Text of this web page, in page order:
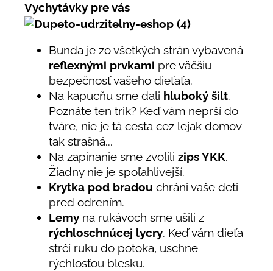
Vychytávky pre vás
Bunda je zo všetkých strán vybavená
reflexnými prvkami pre väčšiu
bezpečnosť vašeho dieťaťa.
Na kapucňu sme dali hluboký šilt.
Poznáte ten trik? Keď vám neprší do
tváre, nie je tá cesta cez lejak domov
tak strašná...
Na zapínanie sme zvolili zips YKK.
Žiadny nie je spoľahlivejší.
Krytka pod bradou chráni vaše deti
pred odrením.
Lemy na rukávoch sme ušili z
rýchloschnúcej lycry. Keď vám dieťa
strčí ruku do potoka, uschne
rýchlosťou blesku.